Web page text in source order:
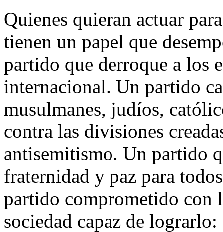
Quienes quieran actuar
tienen un papel que
partido que derroque a los
internacional. Un partido
musulmanes, judíos,
contra las divisiones
antisemitismo. Un partido
fraternidad y paz para
partido comprometido con
sociedad capaz de